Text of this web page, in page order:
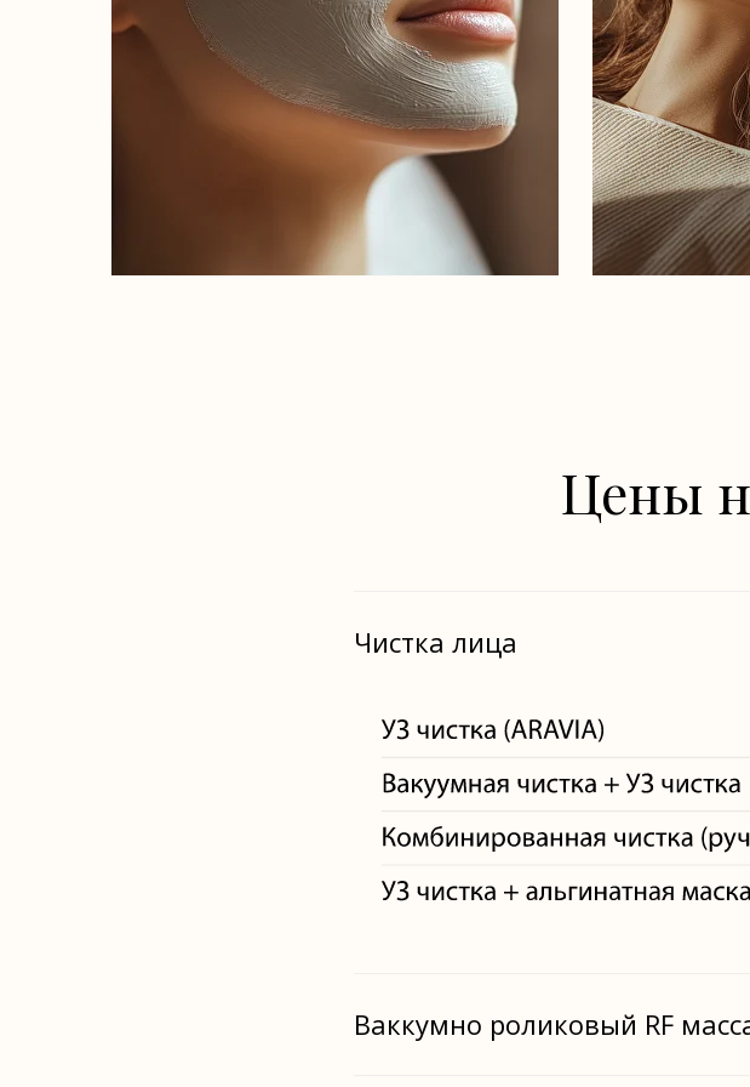
Цены
Чистка лица
Ваккумно роликовый RF